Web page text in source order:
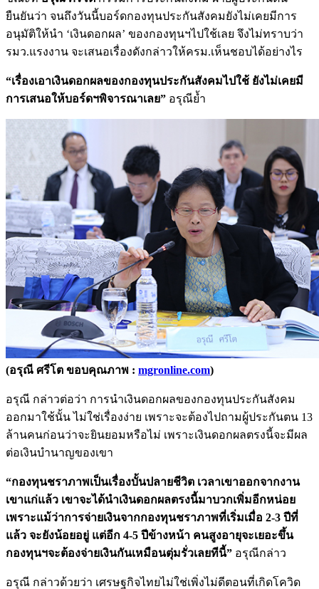
ยืนยันว่า จนถึงวันนี้บอร์ดกองทุนประกันสังคมยังไม่เคยมีการ
อนุมัติให้นำ ‘เงินดอกผล’ ของกองทุนฯไปใช้เลย จึงไม่ทราบว่า
รมว.แรงงาน จะเสนอเรื่องดังกล่าวให้ครม.เห็นชอบได้อย่างไร
“เรื่องเอาเงินดอกผลของกองทุนประกันสังคมไปใช้ ยังไม่เคยมี
การเสนอให้บอร์ดฯพิจารณาเลย” อรุณีย้ำ
(อรุณี ศรีโต ขอบคุณภาพ : mgronline.com)
อรุณี กล่าวต่อว่า การนำเงินดอกผลของกองทุนประกันสังคม
ออกมาใช้นั้น ไม่ใช่เรื่องง่าย เพราะจะต้องไปถามผู้ประกันตน 13
ล้านคนก่อนว่าจะยินยอมหรือไม่ เพราะเงินดอกผลตรงนี้จะมีผล
ต่อเงินบำนาญของเขา
“กองทุนชราภาพเป็นเรื่องบั้นปลายชีวิต เวลาเขาออกจากงาน
เขาแก่แล้ว เขาจะได้นำเงินดอกผลตรงนี้มาบวกเพิ่มอีกหน่อย
เพราะแม้ว่าการจ่ายเงินจากกองทุนชราภาพที่เริ่มเมื่อ 2-3 ปีที่
แล้ว จะยังน้อยอยู่ แต่อีก 4-5 ปีข้างหน้า คนสูงอายุจะเยอะขึ้น
กองทุนฯจะต้องจ่ายเงินกันเหมือนตุ่มรั่วเลยทีนี้” อรุณีกล่าว
อรุณี กล่าวด้วยว่า เศรษฐกิจไทยไม่ใช่เพิ่งไม่ดีตอนที่เกิดโควิด